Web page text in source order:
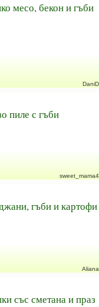
месо, бекон и гъби
DaniD
пиле с гъби
sweet_mama4
гъби и картофи
Aliana
със сметана и праз